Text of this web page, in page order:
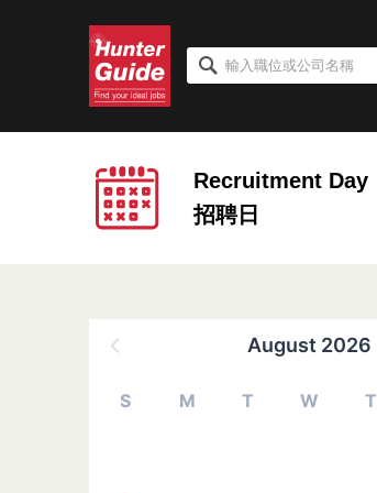
Recruitment Day
招聘日
August 2026
S M T W T